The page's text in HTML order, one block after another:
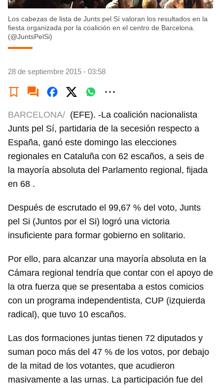
Los cabezas de lista de Junts pel Sí valoran los resultados en la
fiesta organizada por la coalición en el centro de Barcelona.
(@JuntsPelSi)
28 de septiembre 2015 - 03:58
BARCELONA/ (EFE). -La coalición nacionalista
Junts pel Sí, partidaria de la secesión respecto a
España, ganó este domingo las elecciones
regionales en Cataluña con 62 escaños, a seis de
la mayoría absoluta del Parlamento regional, fijada
en 68 .
Después de escrutado el 99,67 % del voto, Junts
pel Si (Juntos por el Si) logró una victoria
insuficiente para formar gobierno en solitario.
Por ello, para alcanzar una mayoría absoluta en la
Cámara regional tendría que contar con el apoyo de
la otra fuerza que se presentaba a estos comicios
con un programa independentista, CUP (izquierda
radical), que tuvo 10 escaños.
Las dos formaciones juntas tienen 72 diputados y
suman poco más del 47 % de los votos, por debajo
de la mitad de los votantes, que acudieron
masivamente a las urnas. La participación fue del